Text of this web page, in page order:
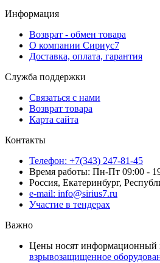
Информация
Возврат - обмен товара
О компании Сириус7
Доставка, оплата, гарантия
Служба поддержки
Связаться с нами
Возврат товара
Карта сайта
Контакты
Телефон: +7(343) 247-81-45
Время работы: Пн-Пт 09:00 -
Россия, Екатеринбург,
e-mail: info@sirius7.ru
Участие в тендерах
Важно
Цены носят информационный
взрывозащищенное